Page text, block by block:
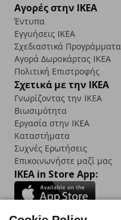
Αγορές στην IKEA
Έντυπα
Εγγυήσεις IKEA
Σχεδιαστικά Προγράμματα
Αγορά Δωρoκάρτας IKEA
Πολιτική Επιστροφής
Σχετικά με την IKEA
Γνωρίζοντας την IKEA
Βιωσιμότητα
Εργασία στην IKEA
Καταστήματα
Συχνές Ερωτήσεις
Επικοινωνήστε μαζί μας
IKEA in Store App: